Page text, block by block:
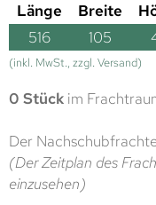
Länge Breite
516
105
(inkl. MwSt., zzgl. Versand)
0 Stück im
Der
(Der Zeitplan des
einzusehen)